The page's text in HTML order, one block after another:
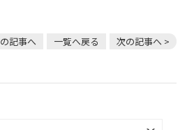
記事へ 一覧へ戻る 次の記事へ >